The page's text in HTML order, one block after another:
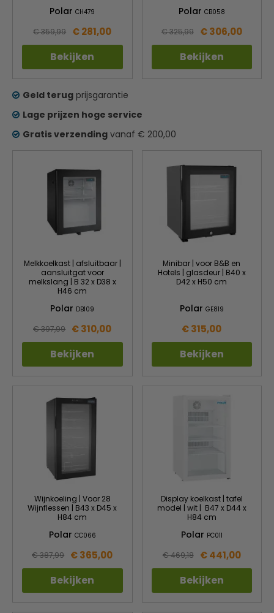
PolarCH479
€ 359,99 € 281,00
Bekijken
Polar CB058
€ 325,99 € 306,00
Bekijken
Melkkoelkast | afsluitbaar |
aansluitgat voor
melkslang | B 32 x D38 x
H46 cm
Polar DB109
€ 397,99 € 310,00
Bekijken
Minibar | voor B&B en
Hotels | glasdeur | B40 x
D42 x H50 cm
Polar GE819
€ 315,00
Bekijken
Wijnkoeling | Voor 28
Wijnflessen | B43 x D45 x
H84 cm
Polar CC066
€ 387,99 € 365,00
Bekijken
Display koelkast | tafel
model | wit | B47 x D44 x
H84 cm
Polar PC011
€ 469,18 € 441,00
Bekijken
Geld terug prijsgarantie
Lage prijzen hoge service
Gratis verzending vanaf € 200,00